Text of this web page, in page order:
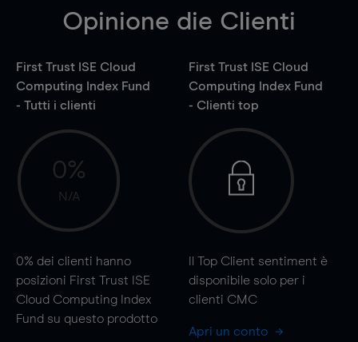
Opinione die Clienti
First Trust ISE Cloud
Computing Index Fund
- Tutti i clienti
0%
N/A
0% dei clienti hanno
posizioni First Trust ISE
Cloud Computing Index
Fund su questo prodotto
First Trust ISE Cloud
Computing Index Fund
- Clienti top
Il Top Client sentiment è
disponibile solo per i
clienti CMC
Apri un conto